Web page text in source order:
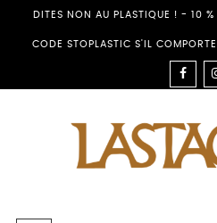
DITES NON AU PLASTIQUE ! - 10 %
CODE STOPLASTIC S'IL